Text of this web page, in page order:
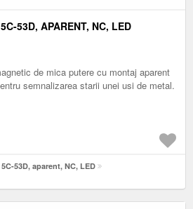
53D, APARENT, NC, LED
de mica putere cu montaj aparent
semnalizarea starii unei usi de metal.
53D, aparent, NC, LED